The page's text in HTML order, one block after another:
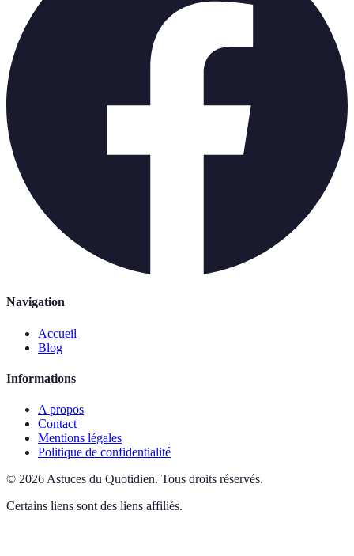
Navigation
Accueil
Blog
Informations
A propos
Contact
Mentions légales
Politique de confidentialité
© 2026 Astuces du Quotidien. Tous droits réservés.
Certains liens sont des liens affiliés.